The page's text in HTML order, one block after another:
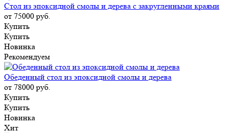
Стол из эпоксидной смолы и дерева с закругленными краями
от 75000 руб.
Купить
Купить
Новинка
Рекомендуем
Обеденный стол из эпоксидной смолы и дерева
от 78000 руб.
Купить
Купить
Новинка
Хит